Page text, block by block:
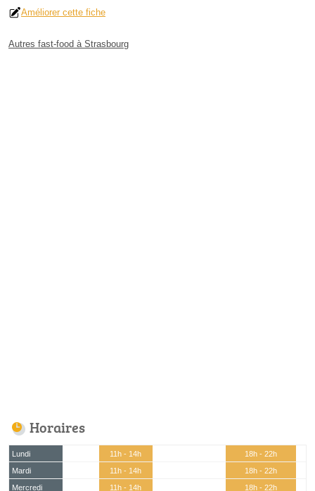
Améliorer cette fiche
Autres fast-food à Strasbourg
Horaires
Lundi 11h - 14h
18h - 22h
Mardi
11h - 14h
18h - 22h
Mercredi
11h - 14h
18h - 22h